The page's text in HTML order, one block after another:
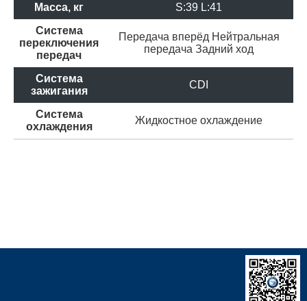
Масса, кг
S:39 L:41
Система
переключения
передач
Передача вперёд Нейтральная
передача Задний ход
Система
зажигания
CDI
Система
охлаждения
Жидкостное охлаждение